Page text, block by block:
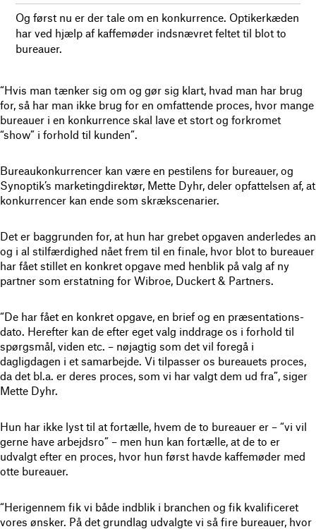
Og først nu er der tale om en konkurrence. Optikerkæden
har ved hjælp af kaffemøder indsnævret feltet til blot to
bureauer.
“Hvis man tænker sig om og gør sig klart, hvad man har brug
for, så har man ikke brug for en omfattende proces, hvor mange
bureauer i en konkurrence skal lave et stort og forkromet
“show” i forhold til kunden”.
Bureaukonkurrencer kan være en pestilens for bureauer, og
Synoptik’s marketingdirektør, Mette Dyhr, deler opfattelsen af, at
konkurrencer kan ende som skrækscenarier.
Det er baggrunden for, at hun har grebet opgaven anderledes an
og i al stilfærdighed nået frem til en finale, hvor blot to bureauer
har fået stillet en konkret opgave med henblik på valg af ny
partner som erstatning for Wibroe, Duckert & Partners.
“De har fået en konkret opgave, en brief og en præsentations-
dato. Herefter kan de efter eget valg inddrage os i forhold til
spørgsmål, viden etc. – nøjagtig som det vil foregå i
dagligdagen i et samarbejde. Vi tilpasser os bureauets proces,
da det bl.a. er deres proces, som vi har valgt dem ud fra”, siger
Mette Dyhr.
Hun har ikke lyst til at fortælle, hvem de to bureauer er – “vi vil
gerne have arbejdsro” – men hun kan fortælle, at de to er
udvalgt efter en proces, hvor hun først havde kaffemøder med
otte bureauer.
“Herigennem fik vi både indblik i branchen og fik kvalificeret
vores ønsker. På det grundlag udvalgte vi så fire bureauer, hvor